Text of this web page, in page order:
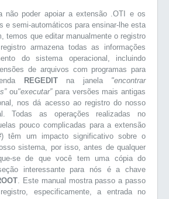
não poder apoiar a extensão .OTI e os
e semi-automáticos para ensinar-lhe esta
temos que editar manualmente o registro
armazena todas as informações
do sistema operacional, incluindo
de arquivos com programas para
REGEDITna janela "encontrar
ou"executar”para versões mais antigas
nos dá acesso ao registro do nosso
Todas as operações realizadas no
pouco complicadas para a extensão
têm um impacto significativo sobre o
sistema, por isso, antes de qualquer
se de que você tem uma cópia do
interessante para nós é a chave
. Este manual mostra passo a passo
especificamente, a entrada no